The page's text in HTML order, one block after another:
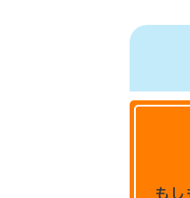
もし